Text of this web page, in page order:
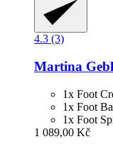
4.3 (3)
Martina
1x Foot
1x Foot
1x Foot
1 089,00 Kč